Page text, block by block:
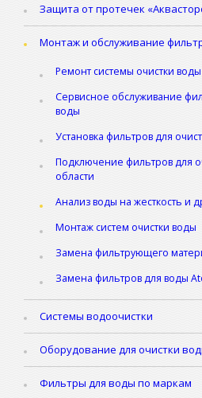
Защита от протечек
Монтаж и обслуживание
Ремонт системы очистки воды
Сервисное обслуживание
воды
Установка фильтров для
Подключение фильтров для
области
Анализ воды на жесткость и
Монтаж систем очистки воды
Замена фильтрующего
Замена фильтров для воды
Системы водоочистки
Оборудование для очистки
Фильтры для воды по маркам